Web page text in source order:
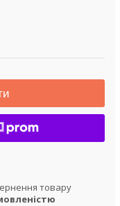
товару